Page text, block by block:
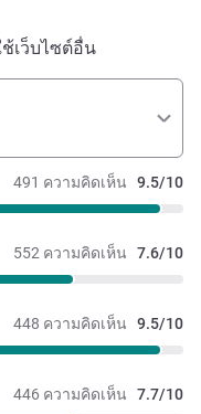
เว็บไซต์อื่น
491 ความคิดเห็น 9.5/10
552 ความคิดเห็น 7.6/10
448 ความคิดเห็น 9.5/10
446 ความคิดเห็น 7.7/10